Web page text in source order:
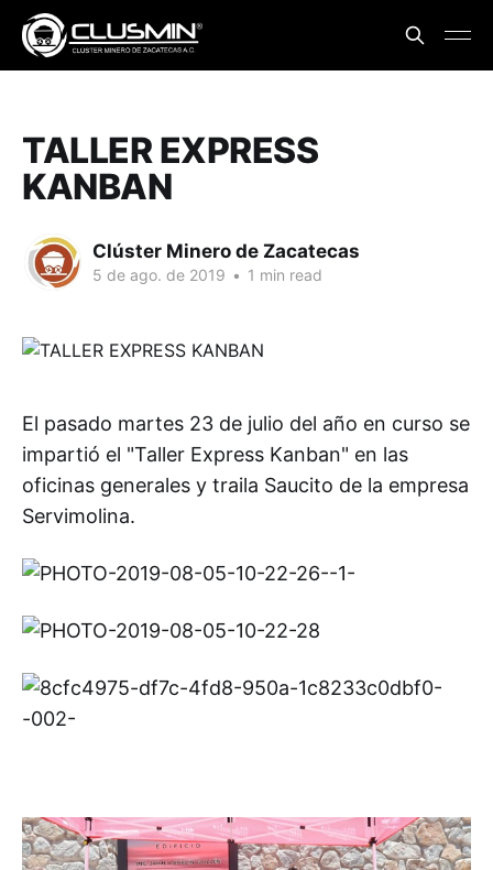
TALLER EXPRESS
KANBAN
Clúster Minero de Zacatecas
5 de ago. de 2019 • 1 min read
El pasado martes 23 de julio del año en curso se
impartió el "Taller Express Kanban" en las
oficinas generales y traila Saucito de la empresa
Servimolina.